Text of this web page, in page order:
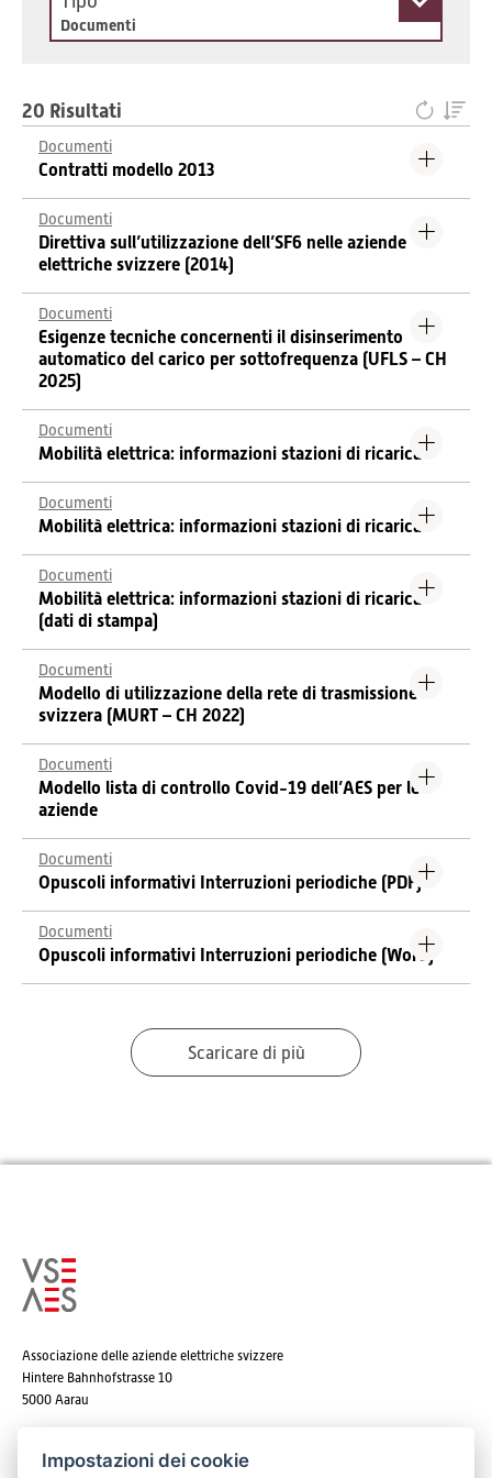
Documenti
20 Risultati
Documenti
Contratti modello 2013
Documenti
Direttiva sull’utilizzazione dell’SF6 nelle aziende
elettriche svizzere (2014)
Documenti
Esigenze tecniche concernenti il disinserimento
automatico del carico per sottofrequenza (UFLS – CH
2025)
Documenti
Mobilità elettrica: informazioni stazioni di ricarica
Documenti
Mobilità elettrica: informazioni stazioni di ricarica
Documenti
Mobilità elettrica: informazioni stazioni di ricarica
(dati di stampa)
Documenti
Modello di utilizzazione della rete di trasmissione
svizzera (MURT – CH 2022)
Documenti
Modello lista di controllo Covid-19 dell’AES per le
aziende
Documenti
Opuscoli informativi Interruzioni periodiche (PDF)
Documenti
Opuscoli informativi Interruzioni periodiche (Word)
Scaricare di più
Associazione delle aziende elettriche svizzere
Hintere Bahnhofstrasse 10
5000 Aarau
E-mail: info@strom.ch
Impostazioni dei cookie